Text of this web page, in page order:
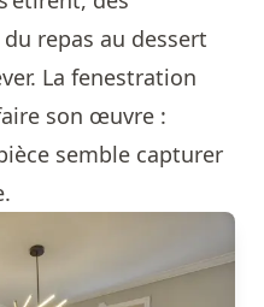
repas au dessert
La fenestration
son œuvre :
semble capturer